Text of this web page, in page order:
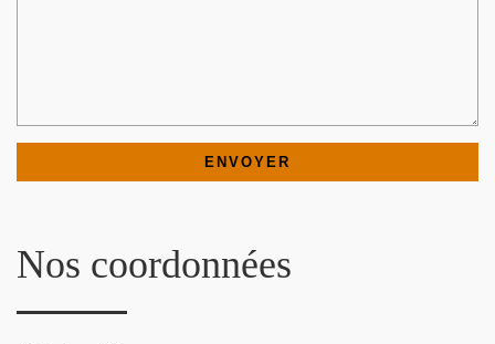
Nos coordonnées